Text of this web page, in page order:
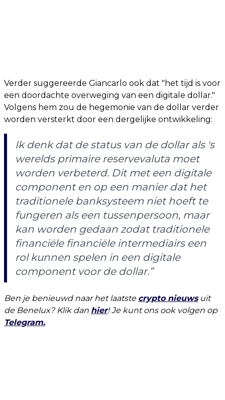
Verder suggereerde Giancarlo ook dat "het tijd is voor
een doordachte overweging van een digitale dollar."
Volgens hem zou de hegemonie van de dollar verder
worden versterkt door een dergelijke ontwikkeling:
Ik denk dat de status van de dollar als 's
werelds primaire reservevaluta moet
worden verbeterd. Dit met een digitale
component en op een manier dat het
traditionele banksysteem niet hoeft te
fungeren als een tussenpersoon, maar
kan worden gedaan zodat traditionele
financiële financiële intermediairs een
rol kunnen spelen in een digitale
component voor de dollar.”
Ben je benieuwd naar het laatste crypto nieuwsuit
de Benelux? Klik dan hier! Je kunt ons ook volgen op
Telegram.